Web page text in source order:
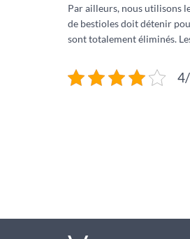
Par ailleurs, nous utilisons
de bestioles doit détenir
sont totalement éliminés.